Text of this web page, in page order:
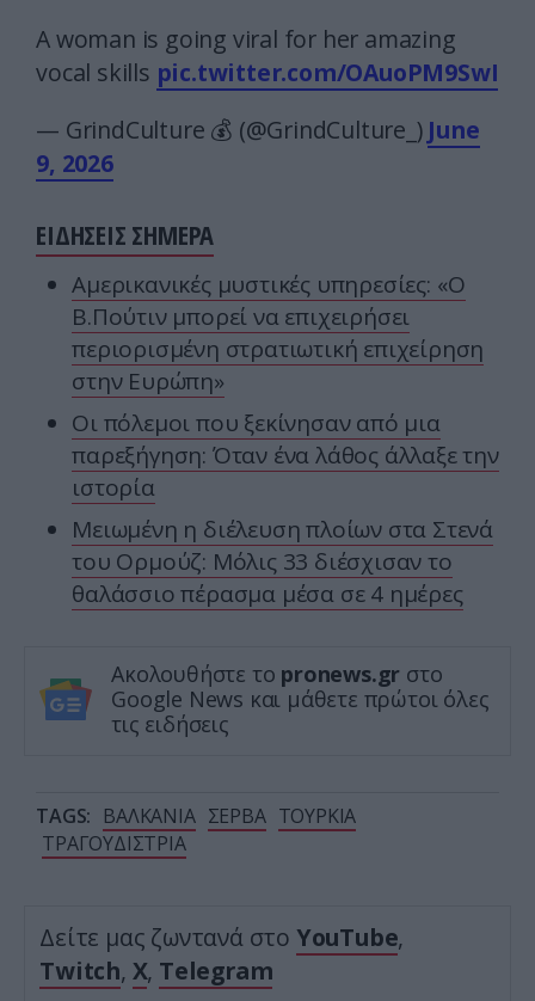
A woman is going viral for her amazing
vocal skills pic.twitter.com/OAuoPM9SwI
— GrindCulture 💰 (@GrindCulture_) June
9, 2026
ΕΙΔΗΣΕΙΣ ΣΗΜΕΡΑ
Αμερικανικές μυστικές υπηρεσίες: «Ο
Β.Πούτιν μπορεί να επιχειρήσει
περιορισμένη στρατιωτική επιχείρηση
στην Ευρώπη»
Οι πόλεμοι που ξεκίνησαν από μια
παρεξήγηση: Όταν ένα λάθος άλλαξε την
ιστορία
Μειωμένη η διέλευση πλοίων στα Στενά
του Ορμούζ: Μόλις 33 διέσχισαν το
θαλάσσιο πέρασμα μέσα σε 4 ημέρες
Ακολουθήστε το pronews.gr στο
Google News και μάθετε πρώτοι όλες
τις ειδήσεις
TAGS: ΒΑΛΚΑΝΙΑ ΣΕΡΒΑ ΤΟΥΡΚΙΑ
ΤΡΑΓΟΥΔΙΣΤΡΙΑ
Δείτε μας ζωντανά στο YouTube,
Twitch, X, Telegram